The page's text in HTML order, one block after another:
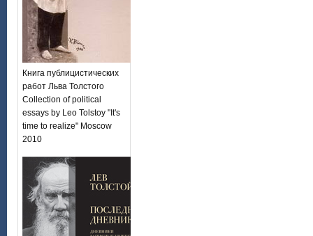
Книга публицистических
работ Льва Толстого
Collection of political
essays by Leo Tolstoy "It's
time to realize" Moscow
2010